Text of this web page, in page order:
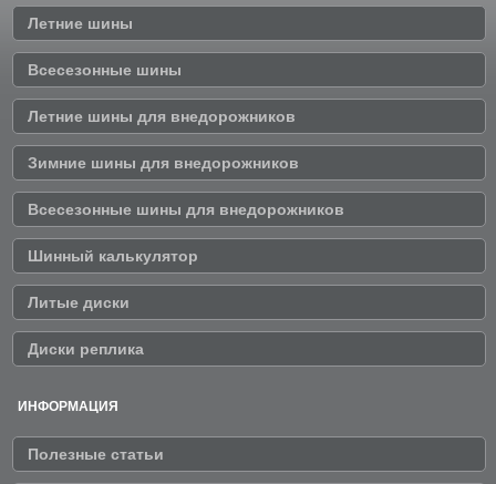
Летние шины
Всесезонные шины
Летние шины для внедорожников
Зимние шины для внедорожников
Всесезонные шины для внедорожников
Шинный калькулятор
Литые диски
Диски реплика
ИНФОРМАЦИЯ
Полезные статьи